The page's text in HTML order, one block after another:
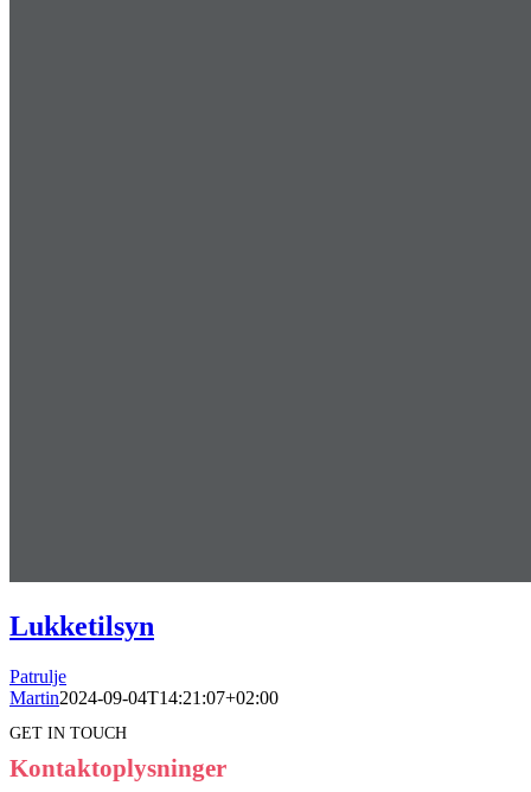
Lukketilsyn
Patrulje
Martin2024-09-04T14:21:07+02:00
GET IN TOUCH
Kontaktoplysninger